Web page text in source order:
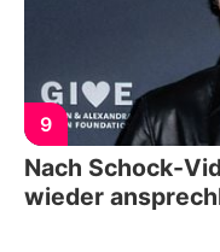
9
Nach Schock-
wieder